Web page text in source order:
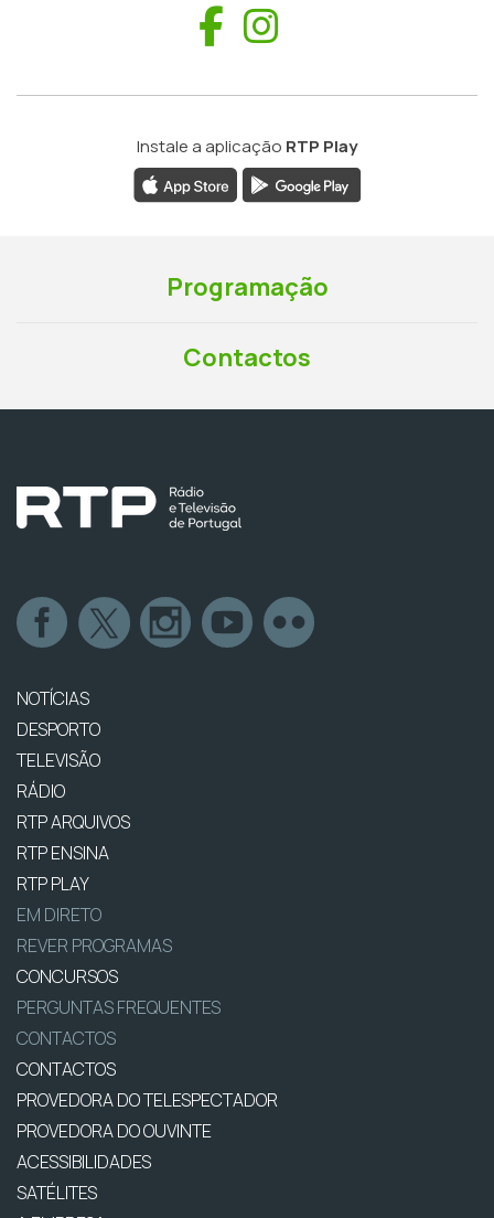
Facebook
Instale a aplicação RTP Play
Programação
Contactos
NOTÍCIAS
DESPORTO
TELEVISÃO
RÁDIO
RTP ARQUIVOS
RTP ENSINA
RTP PLAY
EM DIRETO
REVER PROGRAMAS
CONCURSOS
PERGUNTAS FREQUENTES
CONTACTOS
CONTACTOS
PROVEDORA DO TELESPECTADOR
PROVEDORA DO OUVINTE
ACESSIBILIDADES
SATÉLITES